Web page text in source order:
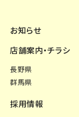
お知らせ
店舗案内・チラシ
長野県
群馬県
採用情報